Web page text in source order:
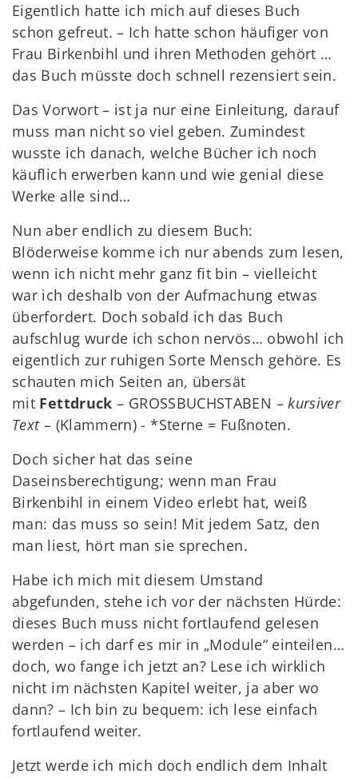
Eigentlich hatte ich mich auf dieses Buch
schon gefreut. – Ich hatte schon häufiger von
Frau Birkenbihl und ihren Methoden gehört …
das Buch müsste doch schnell rezensiert sein.
Das Vorwort – ist ja nur eine Einleitung, darauf
muss man nicht so viel geben. Zumindest
wusste ich danach, welche Bücher ich noch
käuflich erwerben kann und wie genial diese
Werke alle sind…
Nun aber endlich zu diesem Buch:
Blöderweise komme ich nur abends zum lesen,
wenn ich nicht mehr ganz fit bin – vielleicht
war ich deshalb von der Aufmachung etwas
überfordert. Doch sobald ich das Buch
aufschlug wurde ich schon nervös… obwohl ich
eigentlich zur ruhigen Sorte Mensch gehöre. Es
schauten mich Seiten an, übersät
mit Fettdruck – GROSSBUCHSTABEN –kursiver
Text– (Klammern) - *Sterne = Fußnoten.
Doch sicher hat das seine
Daseinsberechtigung; wenn man Frau
Birkenbihl in einem Video erlebt hat, weiß
man: das muss so sein! Mit jedem Satz, den
man liest, hört man sie sprechen.
Habe ich mich mit diesem Umstand
abgefunden, stehe ich vor der nächsten Hürde:
dieses Buch muss nicht fortlaufend gelesen
werden – ich darf es mir in „Module“ einteilen…
doch, wo fange ich jetzt an? Lese ich wirklich
nicht im nächsten Kapitel weiter, ja aber wo
dann? – Ich bin zu bequem: ich lese einfach
fortlaufend weiter.
Jetzt werde ich mich doch endlich dem Inhalt